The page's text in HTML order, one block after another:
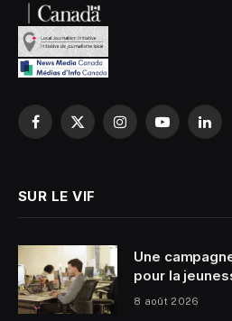
Facebook
X
InstagramYouTube
SUR LE VIF
Une
pour la
8 août 2026